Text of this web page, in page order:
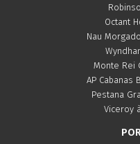
Octant
Nau
Monte Rei
AP Cabanas
Pestana
Viceroy